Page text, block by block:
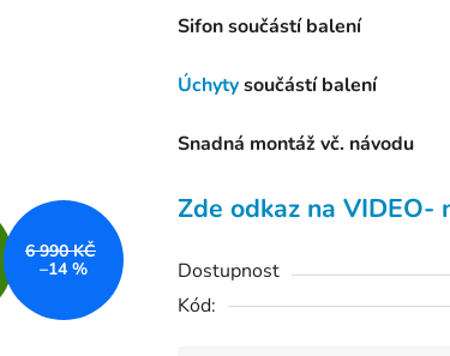
Sifon součástí balení
Úchytysoučástí balení
Snadná montáž vč. návodu
Zde odkaz na VIDEO-
Dostupnost
Kód:
6 990 KČ
–14 %